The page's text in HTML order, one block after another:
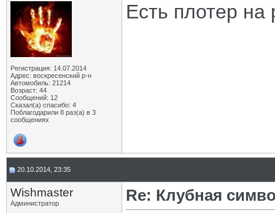
Регистрация: 14.07.2014
Адрес: воскресенский р-н
Автомобиль: 21214
Возраст: 44
Сообщений: 12
Сказал(а) спасибо: 4
Поблагодарили 8 раз(а) в 3
сообщениях
Есть плотер на
20.10.2014, 23:35
Wishmaster
Администратор Re: Клубная